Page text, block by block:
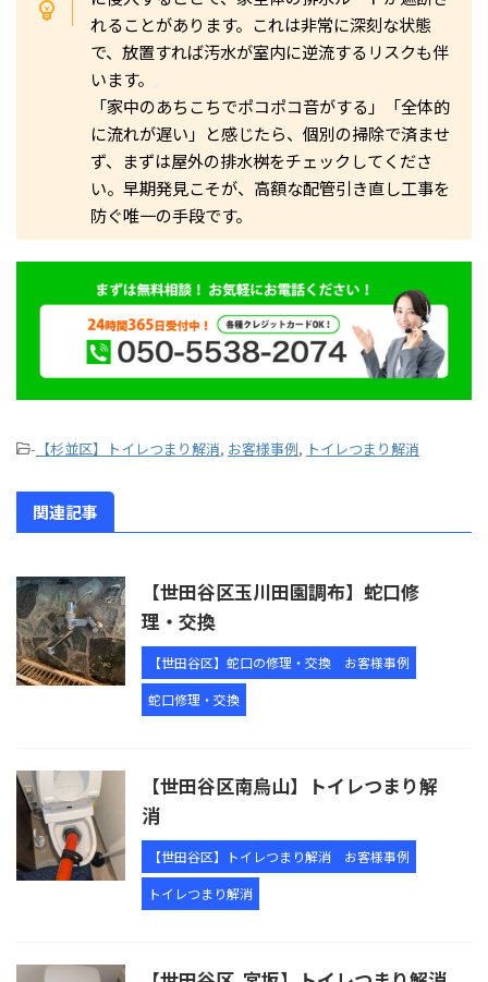
れることがあります。これは非常に深刻な状態
で、放置すれば汚水が室内に逆流するリスクも伴
います。
「家中のあちこちでポコポコ音がする」「全体的
に流れが遅い」と感じたら、個別の掃除で済ませ
ず、まずは屋外の排水桝をチェックしてくださ
い。早期発見こそが、高額な配管引き直し工事を
防ぐ唯一の手段です。
- 【杉並区】トイレつまり解消, お客様事例, トイレつまり解消
関連記事
【世田谷区玉川田園調布】蛇口修
理・交換
【世田谷区】蛇口の修理・交換
お客様事例
蛇口修理・交換
【世田谷区南烏山】トイレつまり解
消
【世田谷区】トイレつまり解消
お客様事例
トイレつまり解消